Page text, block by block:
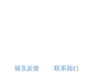
留言反馈 联系我们